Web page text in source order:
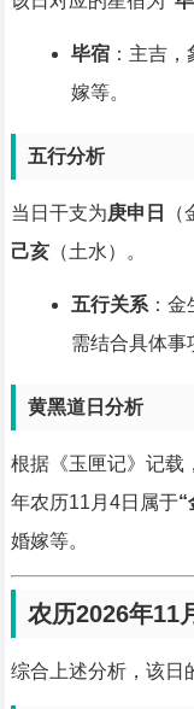
毕宿：主吉，
嫁等。
五行分析
当日干支为庚申日
己亥（土水）。
五行关系：金
需结合具体事
黄黑道日分析
根据《玉匣记》记载
年农历11月4日属于“
婚嫁等。
农历2026年11
综合上述分析，该日